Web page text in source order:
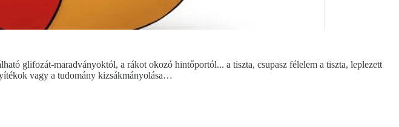
glifozát-maradványoktól, a rákot okozó hintőportól... a tiszta, csupasz félelem a tiszta, leplezett
vagy a tudomány kizsákmányolása…